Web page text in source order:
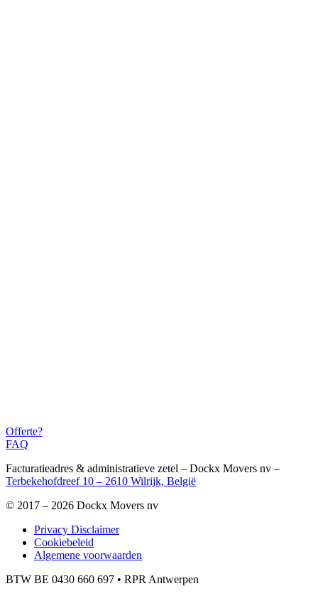
Offerte?
FAQ
Facturatieadres & administratieve zetel – Dockx Movers nv –
Terbekehofdreef 10 – 2610 Wilrijk, België
© 2017 – 2026 Dockx Movers nv
Privacy Disclaimer
Cookiebeleid
Algemene voorwaarden
BTW BE 0430 660 697 • RPR Antwerpen